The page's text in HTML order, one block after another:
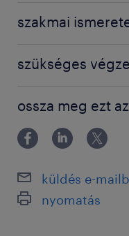
szakmai
szükséges
ossza meg ezt
küldés e-
nyomatás